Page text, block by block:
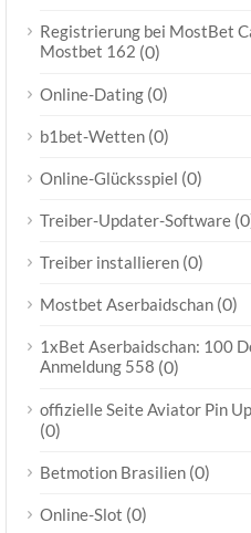
Registrierung bei MostBet
Mostbet 162 (0)
Online-Dating (0)
b1bet-Wetten (0)
Online-Glücksspiel (0)
Treiber-Updater-Software
Treiber installieren (0)
Mostbet Aserbaidschan (0)
1xBet Aserbaidschan: 100
Anmeldung 558 (0)
offizielle Seite Aviator Pin
(0)
Betmotion Brasilien (0)
Online-Slot (0)